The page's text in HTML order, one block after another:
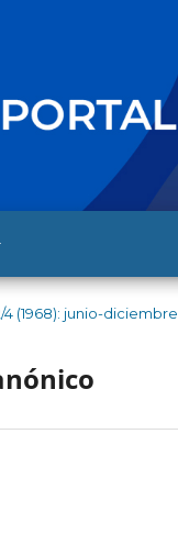
4 (1968): junio-diciembre